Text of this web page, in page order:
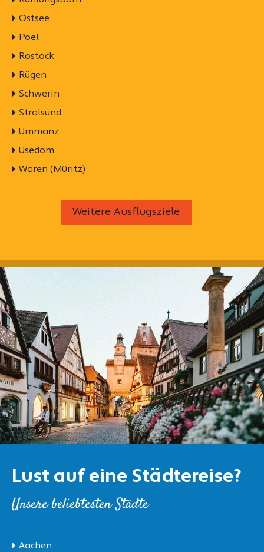
Ostsee
Poel
Rostock
Rügen
Schwerin
Stralsund
Ummanz
Usedom
Waren (Müritz)
Weitere Ausflugsziele
Lust auf eine Städtereise?
Unsere beliebtesten Städte
Aachen